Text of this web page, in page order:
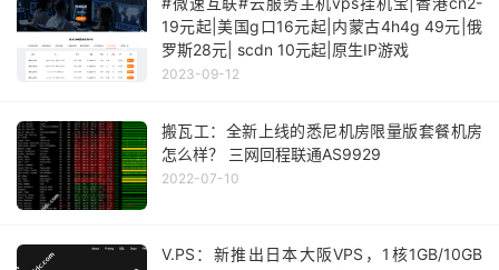
19元起|美国g口16元起|内蒙古4h4g 49元|俄
罗斯28元| scdn 10元起|原生IP游戏
2023-09-12
搬瓦工：全新上线的悉尼机房限量版套餐机房
怎么样？ 三网回程联通AS9929
2022-07-10
V.PS：新推出日本大阪VPS，1核1GB/10GB